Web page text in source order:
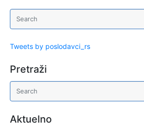
Tweets by poslodavci_rs
Pretraži
Aktuelno